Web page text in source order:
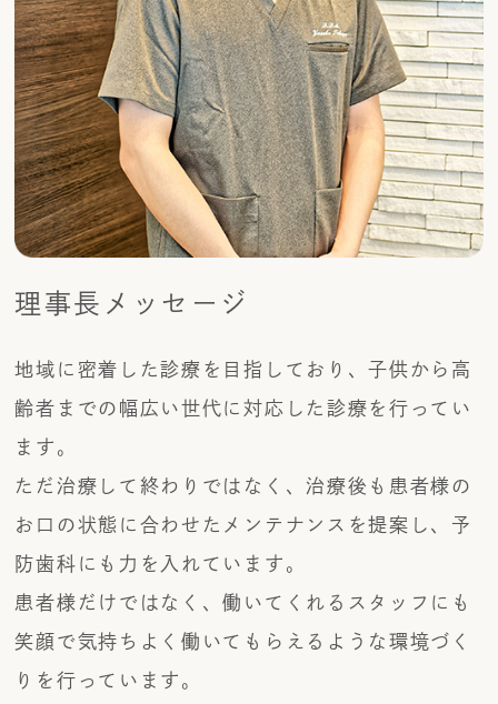
理事長メッセージ
地域に密着した診療を目指しており、子供から高
齢者までの幅広い世代に対応した診療を行ってい
ます。
ただ治療して終わりではなく、治療後も患者様の
お口の状態に合わせたメンテナンスを提案し、予
防歯科にも力を入れています。
患者様だけではなく、働いてくれるスタッフにも
笑顔で気持ちよく働いてもらえるような環境づく
りを行っています。